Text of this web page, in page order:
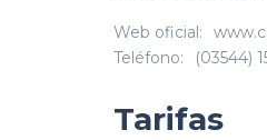
Web oficial:
Teléfono:
(03544)
Tarifas